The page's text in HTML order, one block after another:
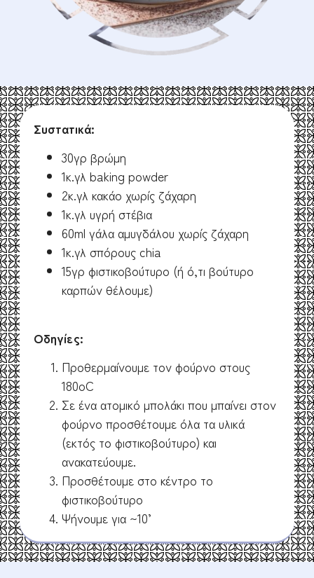
Συστατικά:
30γρ βρώμη
1κ.γλ baking powder
2κ.γλ κακάο χωρίς ζάχαρη
1κ.γλ υγρή στέβια
60ml γάλα αμυγδάλου χωρίς ζάχαρη
1κ.γλ σπόρους chia
15γρ φιστικοβούτυρο (ή ό,τι βούτυρο
καρπών θέλουμε)
Οδηγίες:
Προθερμαίνουμε τον φούρνο στους
180oC
Σε ένα ατομικό μπολάκι που μπαίνει στον
φούρνο προσθέτουμε όλα τα υλικά
(εκτός το φιστικοβούτυρο) και
ανακατεύουμε.
Προσθέτουμε στο κέντρο το
φιστικοβούτυρο
Ψήνουμε για ~10’